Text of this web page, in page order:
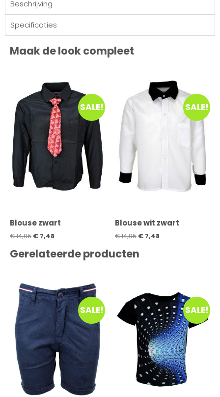
Beschrijving
Specificaties
Maak de look compleet
SALE!
Blouse zwart
€14,95 € 7,48
SALE!
Blouse wit zwart
€14,95 € 7,48
Gerelateerde producten
SALE! SALE!